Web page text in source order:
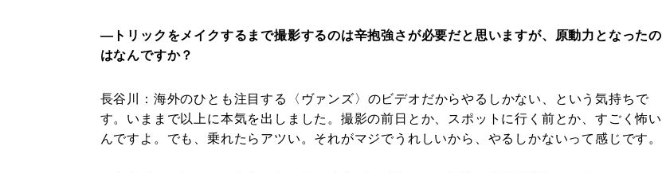
―トリックをメイクするまで撮影するのは辛抱強さが必要だと思いますが、原動力となったの
はなんですか？
長谷川： 海外のひとも注目する〈ヴァンズ〉のビデオだからやるしかない、という気持ちで
す。いままで以上に本気を出しました。撮影の前日とか、スポットに行く前とか、すごく怖い
んですよ。でも、乗れたらアツい。それがマジでうれしいから、やるしかないって感じです。